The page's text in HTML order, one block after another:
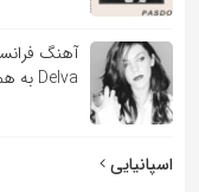
Delva به همراه متن و ترجمه مجزا
اسپانیایی